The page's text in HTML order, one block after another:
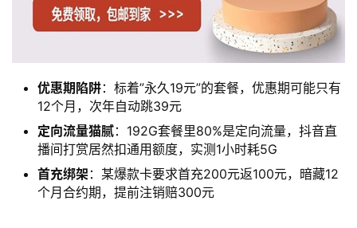
优惠期陷阱：标着”永久19元”的套餐，优惠期可能只有
12个月，次年自动跳39元
定向流量猫腻：192G套餐里80%是定向流量，抖音直
播间打赏居然扣通用额度，实测1小时耗5G
首充绑架：某爆款卡要求首充200元返100元，暗藏12
个月合约期，提前注销赔300元